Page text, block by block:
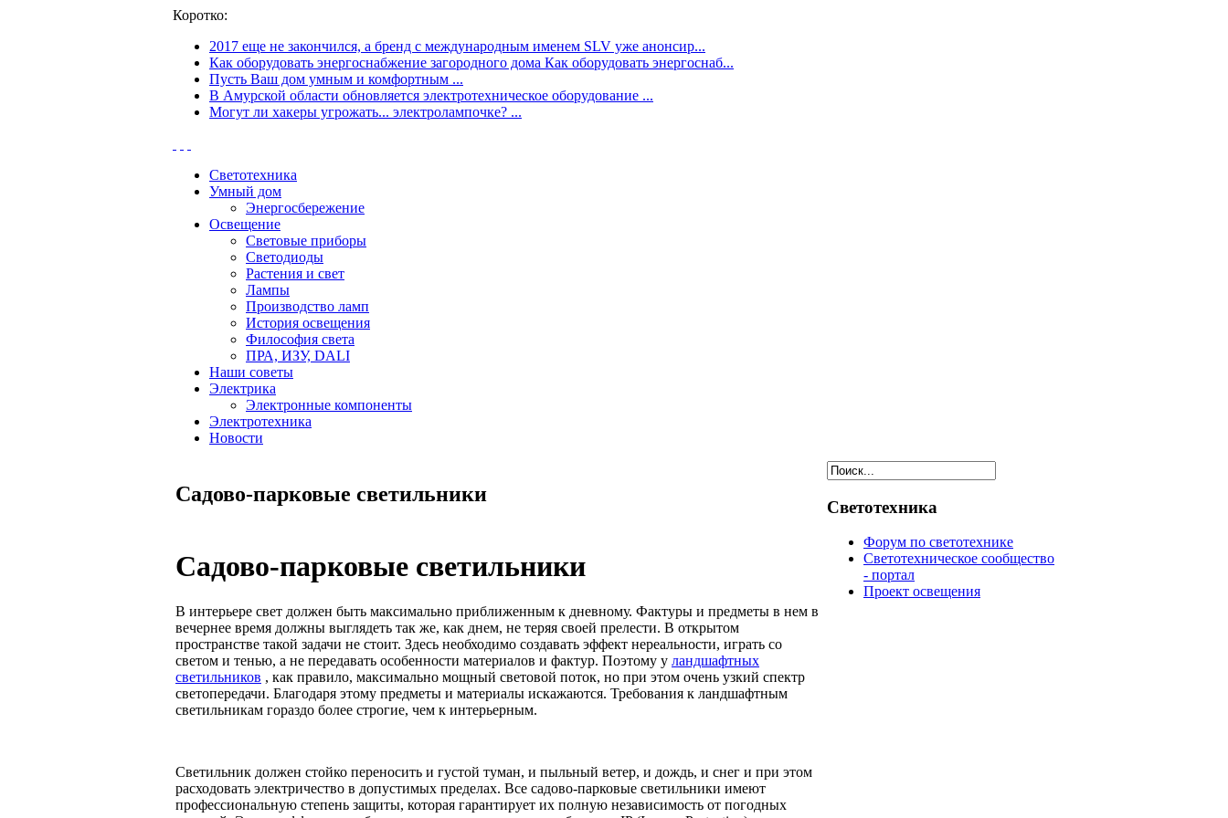
Коротко:
2017 еще не закончился, а бренд с международным именем SLV уже анонсир...
Как оборудовать энергоснабжение загородного дома Как оборудовать энергоснаб...
Пусть Ваш дом умным и комфортным ...
В Амурской области обновляется электротехническое оборудование ...
Могут ли хакеры угрожать... электролампочке? ...
Светотехника
Умный дом
Энергосбережение
Освещение
Световые приборы
Светодиоды
Растения и свет
Лампы
Производство ламп
История освещения
Философия света
ПРА, ИЗУ, DALI
Наши советы
Электрика
Электронные компоненты
Электротехника
Новости
Садово-парковые светильники
Садово-парковые светильники
В интерьере свет должен быть максимально приближенным к дневному. Фактуры и предметы в нем в
вечернее время должны выглядеть так же, как днем, не теряя своей прелести. В открытом
пространстве такой задачи не стоит. Здесь необходимо создавать эффект нереальности, играть со
светом и тенью, а не передавать особенности материалов и фактур. Поэтому у ландшафтных
светильников , как правило, максимально мощный световой поток, но при этом очень узкий спектр
светопередачи. Благодаря этому предметы и материалы искажаются. Требования к ландшафтным
светильникам гораздо более строгие, чем к интерьерным.
Светильник должен стойко переносить и густой туман, и пыльный ветер, и дождь, и снег и при этом
расходовать электричество в допустимых пределах. Все садово-парковые светильники имеют
профессиональную степень защиты, которая гарантирует их полную независимость от погодных
Светотехника
Форум по светотехнике
Светотехническое сообщество
- портал
Проект освещения